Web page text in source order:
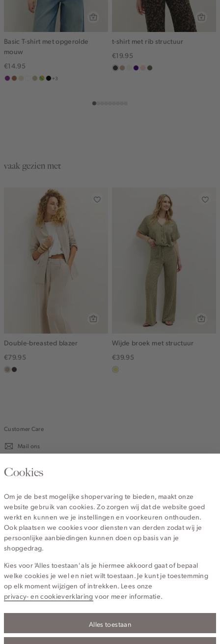
Basic T-shirt met opgerolde
mouw
€14.95
middenpaars
terracotta
vanille
witlichtzand
meerkleurig
zwart
+3
t-shirt met rib structuur
€19.95
chocozandwit,indigo
pinkgroen,
vaak gezien met
Double-breasted blazer
€79.95
zandchoco
Wijde broek met structuur
€39.95
khaki
Customer Care
Mail ons
020 - 3412 670
Service
Wij zijn Cotton Club
Topcategorieën voor jou
Privacy- en cookieverklaringAlgemene Voorwaarden
Cookies
Om je de best mogelijke shopervaring te bieden, maakt onze
website gebruik van cookies. Zo zorgen wij dat de website goed
werkt en kunnen we je instellingen en voorkeuren onthouden.
Ook plaatsen we cookies voor diensten van derden zodat wij je
persoonlijke aanbiedingen kunnen doen op basis van je
shopgedrag.
Kies voor 'Alles toestaan' als je hiermee akkoord gaat of bepaal
welke cookies je wel en niet wilt toestaan. Je kunt je toestemming
op elk moment wijzigen of intrekken. Lees onze
privacy- en cookieverklaring voor meer informatie.
Alles toestaan